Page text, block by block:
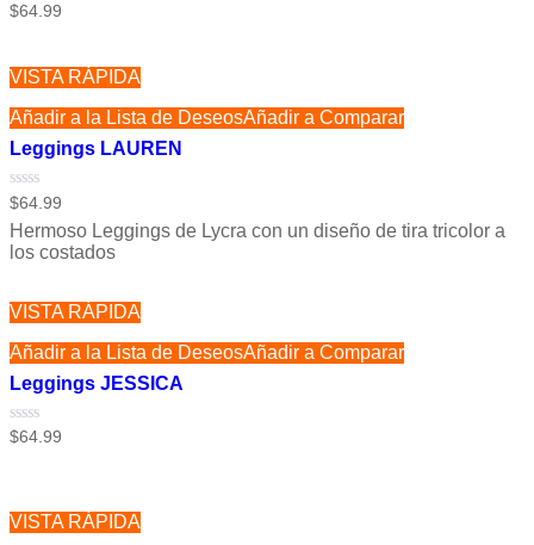
Valorado
5
$64.99
VISTA RÁPIDA
Añadir a la Lista de DeseosAñadir a Comparar
Leggings LAUREN
Valorado
0
de
5
$64.99
Hermoso Leggings de Lycra con un diseño de tira tricolor a
los costados
VISTA RÁPIDA
Añadir a la Lista de DeseosAñadir a Comparar
Leggings JESSICA
Valorado
$64.99
VISTA RÁPIDA